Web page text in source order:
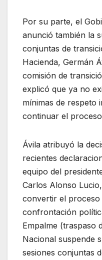
Por su parte, el
anunció también la
conjuntas de
Hacienda, Germán
comisión de
explicó que ya no
mínimas de respeto
continuar el
Ávila atribuyó la
recientes
equipo del
Carlos Alonso
convertir el
confrontación
Empalme (traspaso
Nacional suspende
sesiones conjuntas